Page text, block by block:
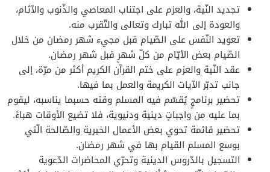
تجديد النّية، والعزم على اجتناب المعاصي والذّنوب والآثام،
والعودة إلى الله تبارك وتعالى والتّقرب منه.
تعويد النّفس على الصّيام قبل مجيء شهر رمضان من خلال
الصّيام بعض الأيّام من كلّ شهرٍ قبل شهر رمضان.
عقد النّية والعزم على ختم القرآن الكريم أكثر من مرّة، إلى
جانب تدبّر الآيات الكريمة والعمل بما فيها.
تحضير برنامجٍ يُقسّم فيه المسلم وقته حسبما يناسبه، ليقوم
بما عليه من واجباتٍ دينية ودنيوية، فلا تضيع الأوقات هباءً.
تحضير قائمة تحوي بعض الأعمال الخيرية والصّالحة الّتي
بوسع المسلم القيام بها في شهر رمضان.
التسجيل بالدّروس الدينية وتحرّي المحاضرات الدّعوية